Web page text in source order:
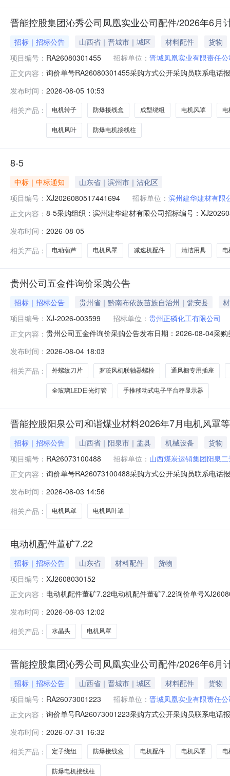
晋能控股集团沁秀公司凤凰实业公司配件/2026年6
招标｜招标公告 山西省｜晋城市｜城区 材料配件
货物
项目编号： RA26080301455 招标单位： 晋城凤凰实业有限责任
正文内容： 询价单号RA26080301455采购方式公开采购员联系电话
2026-09-30维修电机110KW第一次采购电机内油盖
发布时间： 2026-08-05 10:53
相关产品：
电机转子 防爆接线盒 成型绕组 电机风罩 电
电机风叶 防爆电机接线柱
8-5
中标｜中标通知
山东省｜滨州市｜沾化区
项目编号： XJ2026080517441694 招标单位： 滨州建华建材有限
正文内容： 8-5采购组织：滨州建华建材有限公司招标编号：
动葫芦*220v无刷变频-300kg个1.0滨州亚格菲商贸有限
发布时间： 2026-08-05
相关产品：
电动葫芦 电机风罩 减速机配件 清洁用具 电
贵州公司五金件询价采购公告
招标｜招标公告 贵州省｜黔南布依族苗族自治州｜瓮安县
项目编号： XJ-2026-003599 招标单位： 贵州正磷化工有限公司
正文内容： 贵州公司五金件询价采购公告发布日期：2026-08-04采
数量：标的编码标的名称规格型号计量单位数量
发布时间： 2026-08-04 18:03
相关产品：
外螺纹刀片 罗茨风机联轴器螺栓 通风橱专用插座
全玻璃LED日光灯管 手推移动式电子平台秤显示器
晋能控股阳泉公司和谐煤业材料2026年7月电机风罩
招标｜招标公告 山西省｜阳泉市｜盂县 机械设备
货物
项目编号： RA26073100488 招标单位： 山西煤炭运销集团阳泉
正文内容： 询价单号RA26073100488采购方式公开采购员联系电话
机风罩Y355-φ700MM3.0个2026-08-31电机风叶罩YBZ-
发布时间： 2026-08-03 14:56
相关产品：
电机风罩 电机风叶罩
电动机配件董矿7.22
招标｜招标公告 山东省 材料配件
货物
项目编号： XJ2608030152
正文内容： 电动机配件董矿7.22电动机配件董矿7.22询价单号
号:QABP132M4A\规格:大径310mm×小径260mm×高
发布时间： 2026-08-03 12:02
相关产品：
水晶头 电机风罩
晋能控股集团沁秀公司凤凰实业公司配件/2026年6
招标｜招标公告 山西省｜晋城市｜城区 材料配件
货物
项目编号： RA26073001223 招标单位： 晋城凤凰实业有限责任
正文内容： 询价单号RA26073001223采购方式公开采购员联系电话
2026-08-31维修电机55KW第一次采购防爆电机接线柱
发布时间： 2026-07-31 16:32
相关产品：
定子绕组 防爆接线盒 电机配件 电机风罩 电
防爆电机接线柱